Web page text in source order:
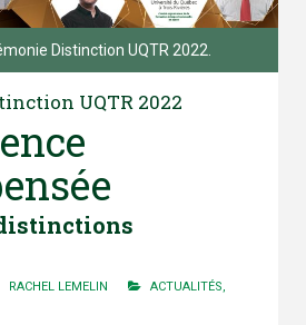
Distinction UQTR 2022.
UQTR 2022
RACHEL LEMELIN ACTUALITÉS